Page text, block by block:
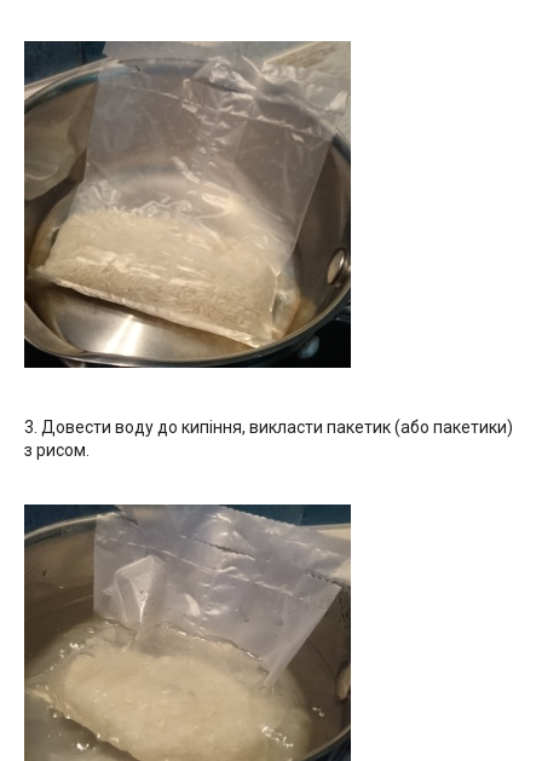
3. Довести воду до кипіння, викласти пакетик (або пакетики)
з рисом.